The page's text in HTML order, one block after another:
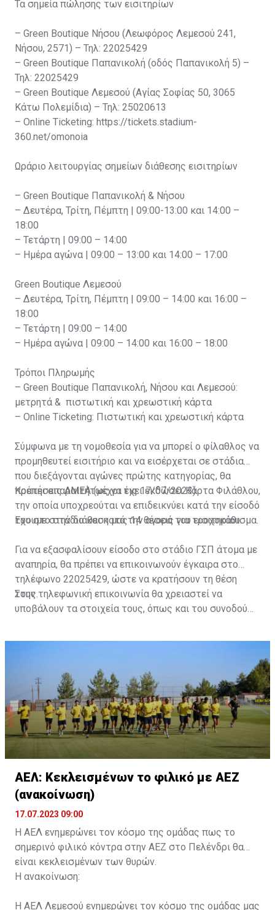
Τα σημεία πώλησης των εισιτηρίων
– Green Boutique Νήσου (Λεωφόρος Λεμεσού 241,
Νήσου, 2571) – Τηλ: 22025429
– Green Boutique Παπανικολή (οδός Παπανικολή 5) –
Τηλ: 22025429
– Green Boutique Λεμεσού (Αγίας Σοφίας 50, 3065
Κάτω Πολεμίδια) – Τηλ: 25020613
– Online Ticketing: https://tickets.stadium-
360.net/omonoia
Ωράριο λειτουργίας σημείων διάθεσης εισιτηρίων
– Green Boutique Παπανικολή & Νήσου
– Δευτέρα, Τρίτη, Πέμπτη | 09:00-13:00 και 14:00 –
18:00
– Τετάρτη | 09:00 – 14:00
– Ημέρα αγώνα | 09:00 – 13:00 και 14:00 – 17:00
Green Boutique Λεμεσού
– Δευτέρα, Τρίτη, Πέμπτη | 09:00 – 14:00 και 16:00 –
18:00
– Τετάρτη | 09:00 – 14:00
– Ημέρα αγώνα | 09:00 – 14:00 και 16:00 – 18:00
Τρόποι Πληρωμής
– Green Boutique Παπανικολή, Νήσου και Λεμεσού:
μετρητά & πιστωτική και χρεωστική κάρτα
– Online Ticketing: Πιστωτική και χρεωστική κάρτα
Σύμφωνα με τη νομοθεσία για να μπορεί ο φίλαθλος να
προμηθευτεί εισιτήριο και να εισέρχεται σε στάδια
που διεξάγονται αγώνες πρώτης κατηγορίας, θα
πρέπει απαραιτήτως να έχει εκδώσει Κάρτα Φιλάθλου,
την οποία υποχρεούται να επιδεικνύει κατά την είσοδό
του στο στάδιο και κατά την αγορά του εισιτηρίου.
Κρατήσεις ΑΜΕΑ (μέχρι τις 17/07/2023)
Έχουμε στην διάθεση μας 14 θέσεις για τροχοκάθισμα.
Για να εξασφαλίσουν είσοδο στο στάδιο ΓΣΠ άτομα με
αναπηρία, θα πρέπει να επικοινωνούν έγκαιρα στο
τηλέφωνο 22025429, ώστε να κρατήσουν τη θέση
τους.
Στην τηλεφωνική επικοινωνία θα χρειαστεί να
υποβάλουν τα στοιχεία τους, όπως και του συνοδού
ονοματεπώνυμο, αριθμός πινακίδας αυτοκινήτου,
ΑΕΛ: Κεκλεισμένων το φιλικό με ΑΕΖ
(ανακοίνωση)
17.07.2023 09:00
Η ΑΕΛ ενημερώνει τον κόσμο της ομάδας πως το
σημερινό φιλικό κόντρα στην ΑΕΖ στο Πελένδρι θα
είναι κεκλεισμένων των θυρών.
Η ανακοίνωση:
Η ΑΕΛ Λεμεσού ενημερώνει τον κόσμο της ομάδας μας